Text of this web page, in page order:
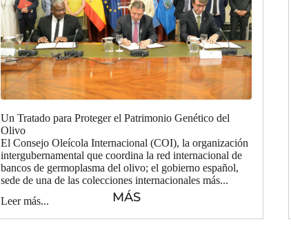
MÁS
Un Tratado para Proteger el Patrimonio Genético del
Olivo
El Consejo Oleícola Internacional (COI), la organización
intergubernamental que coordina la red internacional de
bancos de germoplasma del olivo; el gobierno español,
sede de una de las colecciones internacionales más...
Leer más...